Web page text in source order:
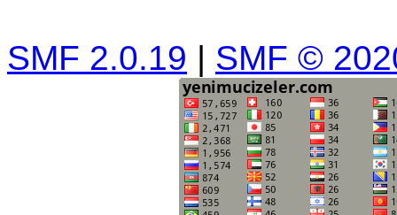
SMF 2.0.19 | SMF ©